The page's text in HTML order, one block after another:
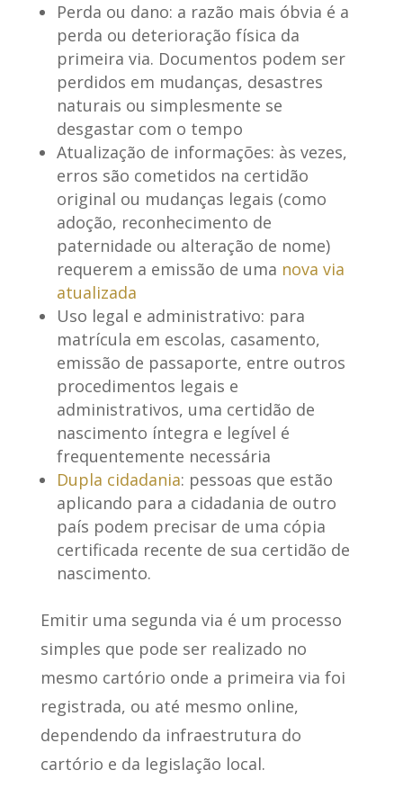
Perda ou dano: a razão mais óbvia é a
perda ou deterioração física da
primeira via. Documentos podem ser
perdidos em mudanças, desastres
naturais ou simplesmente se
desgastar com o tempo
Atualização de informações: às vezes,
erros são cometidos na certidão
original ou mudanças legais (como
adoção, reconhecimento de
paternidade ou alteração de nome)
requerem a emissão de uma nova via
atualizada
Uso legal e administrativo: para
matrícula em escolas, casamento,
emissão de passaporte, entre outros
procedimentos legais e
administrativos, uma certidão de
nascimento íntegra e legível é
frequentemente necessária
Dupla cidadania: pessoas que estão
aplicando para a cidadania de outro
país podem precisar de uma cópia
certificada recente de sua certidão de
nascimento.
Emitir uma segunda via é um processo
simples que pode ser realizado no
mesmo cartório onde a primeira via foi
registrada, ou até mesmo online,
dependendo da infraestrutura do
cartório e da legislação local.